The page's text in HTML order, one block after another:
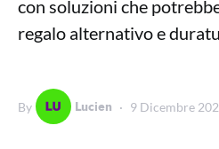
con soluzioni che
regalo alternativo e
By Lucien 9 Dicembre